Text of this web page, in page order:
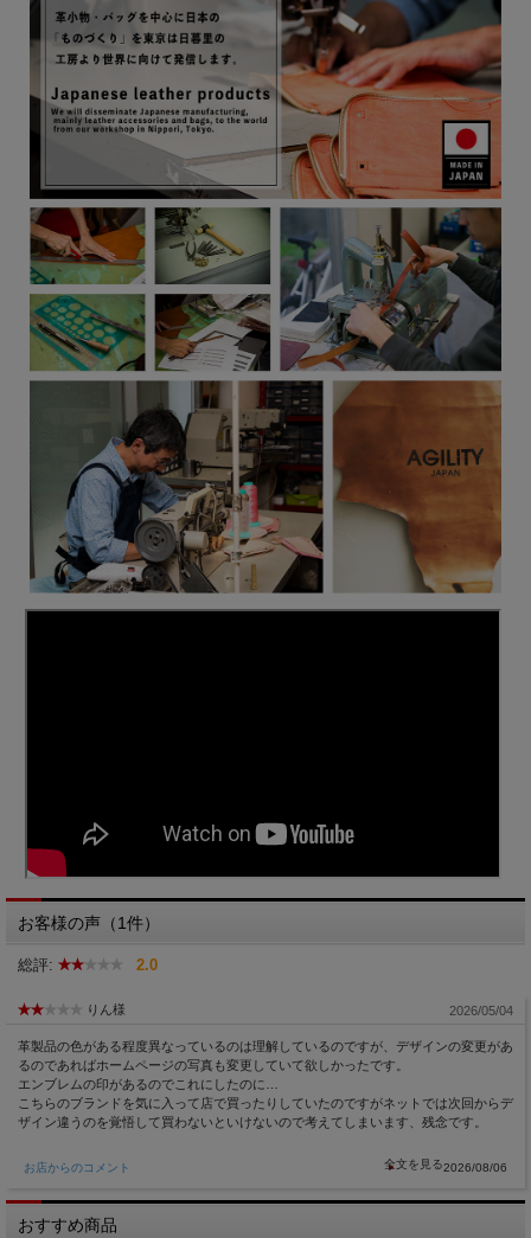
お客様の声（1件）
総評: 2.0
りん様 2026/05/04
革製品の色がある程度異なっているのは理解しているのですが、デザインの変更があ
るのであればホームページの写真も変更していて欲しかったです。
エンブレムの印があるのでこれにしたのに…
こちらのブランドを気に入って店で買ったりしていたのですがネットでは次回からデ
ザイン違うのを覚悟して買わないといけないので考えてしまいます、残念です。
お店からのコメント 2026/08/06
おすすめ商品